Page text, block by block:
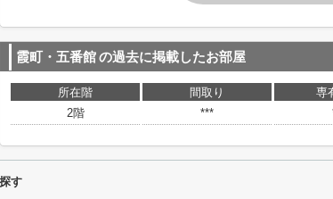
霞町・五番館の過去に掲載したお部屋
所在階 間取り 専
2階
***
す